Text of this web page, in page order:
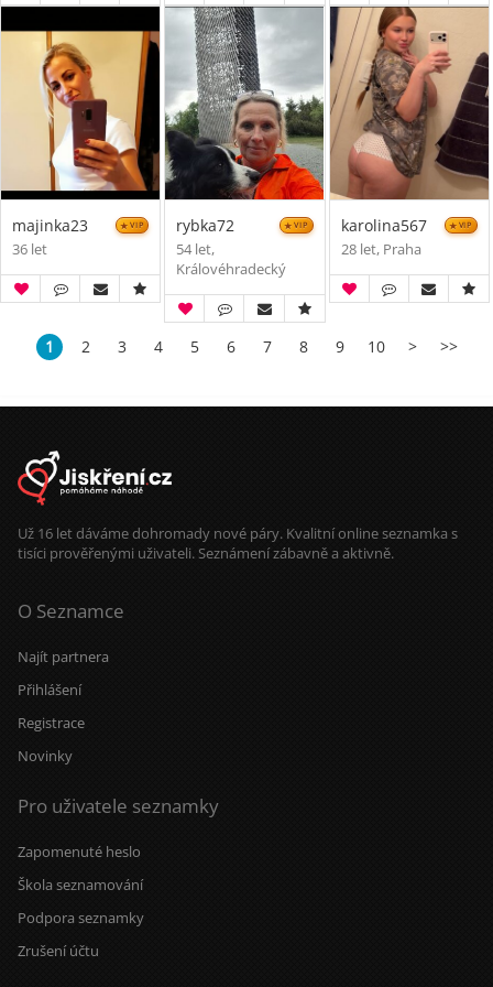
majinka23 VIP
36 let
rybka72 VIP
54 let,
Královéhradecký
karolina567 VIP
28 let, Praha
1 2 3 4 5 6 7 8 9 10 > >>
Už 16 let dáváme dohromady nové páry. Kvalitní online seznamka s
tisíci prověřenými uživateli. Seznámení zábavně a aktivně.
O Seznamce
Najít partnera
Přihlášení
Registrace
Novinky
Pro uživatele seznamky
Zapomenuté heslo
Škola seznamování
Podpora seznamky
Zrušení účtu